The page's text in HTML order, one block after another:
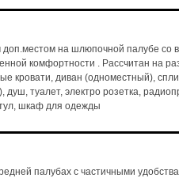
на шлюпочной палубе со
комфортности . Рассчитан на
кровати, диван (одноместный),
душ, туалет, электро розетка,
шкаф для одежды
палубах с частичными